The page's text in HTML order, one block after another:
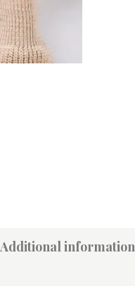
Additional information